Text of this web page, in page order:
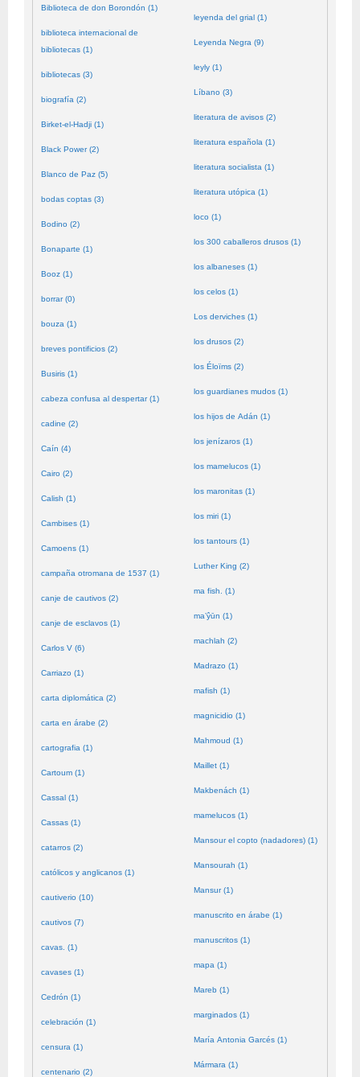
Biblioteca de don Borondón (1)
biblioteca internacional de
bibliotecas (1)
bibliotecas (3)
biografía (2)
Birket-el-Hadji (1)
Black Power (2)
Blanco de Paz (5)
bodas coptas (3)
Bodino (2)
Bonaparte (1)
Booz (1)
borrar (0)
bouza (1)
breves pontificios (2)
Busiris (1)
cabeza confusa al despertar (1)
cadine (2)
Caín (4)
Cairo (2)
Calish (1)
Cambises (1)
Camoens (1)
campaña otromana de 1537 (1)
canje de cautivos (2)
canje de esclavos (1)
Carlos V (6)
Carriazo (1)
carta diplomática (2)
carta en árabe (2)
cartografia (1)
Cartoum (1)
Cassal (1)
Cassas (1)
catarros (2)
católicos y anglicanos (1)
cautiverio (10)
cautivos (7)
cavas. (1)
cavases (1)
Cedrón (1)
celebración (1)
censura (1)
centenario (2)
leyenda del grial (1)
Leyenda Negra (9)
leyly (1)
Líbano (3)
literatura de avisos (2)
literatura española (1)
literatura socialista (1)
literatura utópica (1)
loco (1)
los 300 caballeros drusos (1)
los albaneses (1)
los celos (1)
Los derviches (1)
los drusos (2)
los Éloïms (2)
los guardianes mudos (1)
los hijos de Adán (1)
los jenízaros (1)
los mamelucos (1)
los maronitas (1)
los miri (1)
los tantours (1)
Luther King (2)
ma fish. (1)
ma’ŷūn (1)
machlah (2)
Madrazo (1)
mafish (1)
magnicidio (1)
Mahmoud (1)
Maillet (1)
Makbenách (1)
mamelucos (1)
Mansour el copto (nadadores) (1)
Mansourah (1)
Mansur (1)
manuscrito en árabe (1)
manuscritos (1)
mapa (1)
Mareb (1)
marginados (1)
María Antonia Garcés (1)
Mármara (1)